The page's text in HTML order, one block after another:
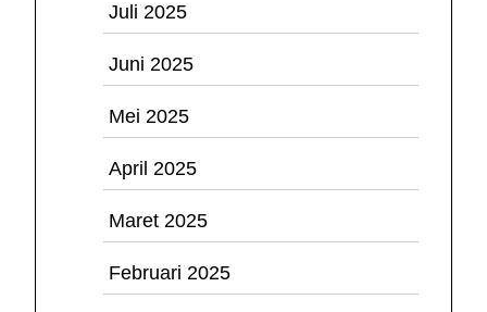
Juli 2025
Juni 2025
Mei 2025
April 2025
Maret 2025
Februari 2025